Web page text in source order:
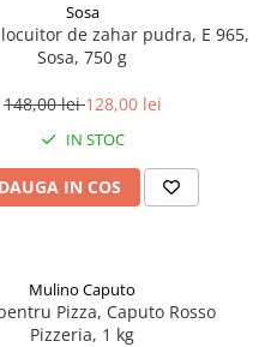
Sosa
de zahar pudra, E 965,
Sosa, 750 g
148,00 lei128,00 lei
IN STOC
IN COS
Mulino Caputo
Pizza, Caputo Rosso
Pizzeria, 1 kg